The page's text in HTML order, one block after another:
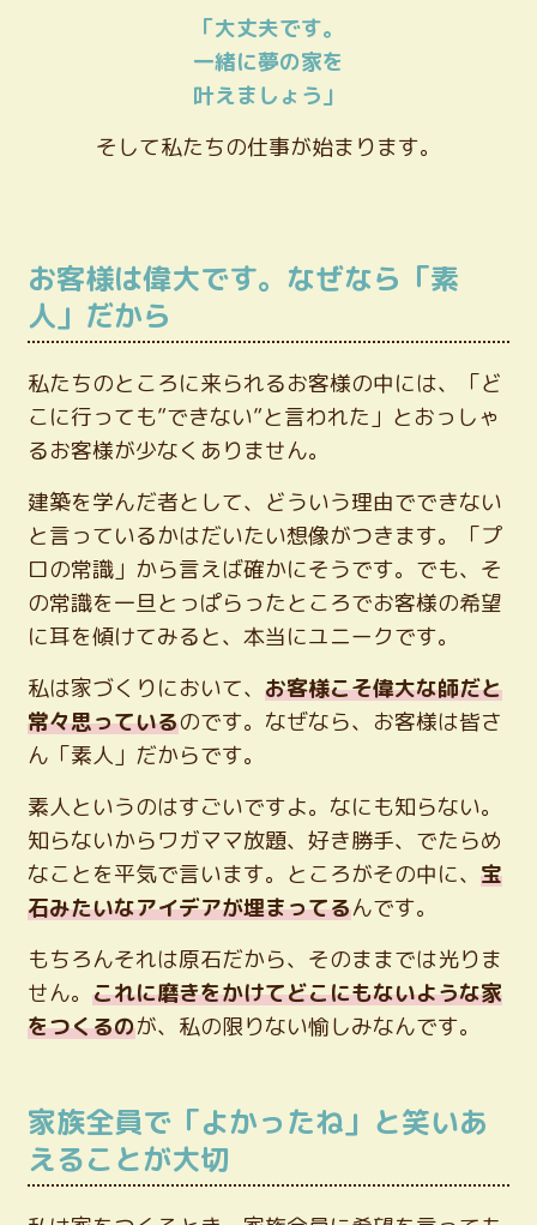
「大丈夫です。
一緒に夢の家を
叶えましょう」
そして私たちの仕事が始まります。
お客様は偉大です。なぜなら「素
人」だから
私たちのところに来られるお客様の中には、「ど
こに行っても”できない”と言われた」とおっしゃ
るお客様が少なくありません。
建築を学んだ者として、どういう理由でできない
と言っているかはだいたい想像がつきます。「プ
ロの常識」から言えば確かにそうです。でも、そ
の常識を一旦とっぱらったところでお客様の希望
に耳を傾けてみると、本当にユニークです。
私は家づくりにおいて、お客様こそ偉大な師だと
常々思っているのです。なぜなら、お客様は皆さ
ん「素人」だからです。
素人というのはすごいですよ。なにも知らない。
知らないからワガママ放題、好き勝手、でたらめ
なことを平気で言います。ところがその中に、宝
石みたいなアイデアが埋まってるんです。
もちろんそれは原石だから、そのままでは光りま
せん。これに磨きをかけてどこにもないような家
をつくるのが、私の限りない愉しみなんです。
家族全員で「よかったね」と笑いあ
えることが大切